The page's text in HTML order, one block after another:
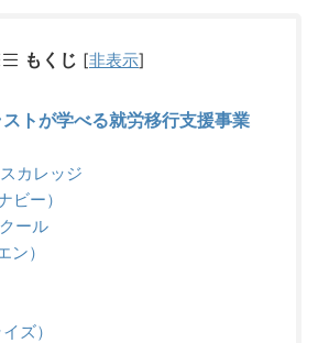
もくじ [非表示]
トが学べる就労移行支援事業
カレッジ
ビー）
ール
ン）
ズ）